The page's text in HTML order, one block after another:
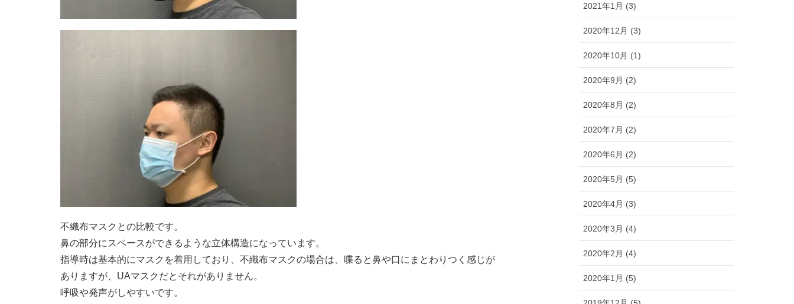
不織布マスクとの比較です。
鼻の部分にスペースができるような立体構造になっています。
指導時は基本的にマスクを着用しており、不織布マスクの場合は、喋ると鼻や口にまとわりつく感じが
ありますが、UAマスクだとそれがありません。
呼吸や発声がしやすいです。
2021年1月 (3)
2020年12月 (3)
2020年10月 (1)
2020年9月 (2)
2020年8月 (2)
2020年7月 (2)
2020年6月 (2)
2020年5月 (5)
2020年4月 (3)
2020年3月 (4)
2020年2月 (4)
2020年1月 (5)